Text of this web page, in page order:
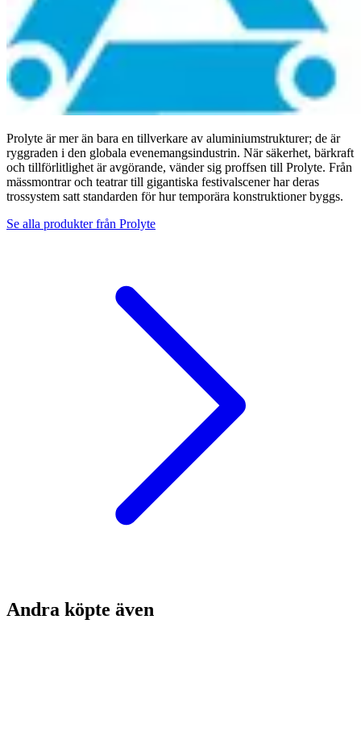
Prolyte är mer än bara en tillverkare av aluminiumstrukturer; de är
ryggraden i den globala evenemangsindustrin. När säkerhet, bärkraft
och tillförlitlighet är avgörande, vänder sig proffsen till Prolyte. Från
mässmontrar och teatrar till gigantiska festivalscener har deras
trossystem satt standarden för hur temporära konstruktioner byggs.
Se alla produkter från Prolyte
Andra köpte även